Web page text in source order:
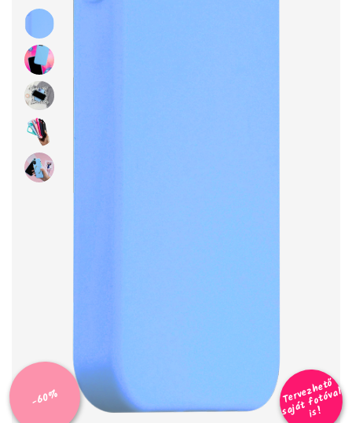
-60% T
er
v
e
z
h
e
t
ő
s
aj
á
t
f
o
t
ó
v
al
i
s
!